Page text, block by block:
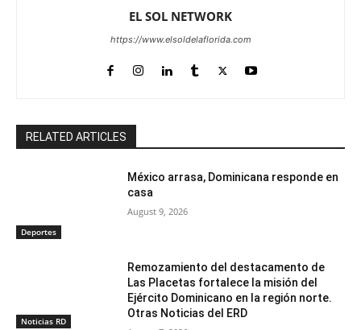
EL SOL NETWORK
https://www.elsoldelaflorida.com
RELATED ARTICLES
Deportes
México arrasa, Dominicana responde en
casa
August 9, 2026
Noticias RD
Remozamiento del destacamento de
Las Placetas fortalece la misión del
Ejército Dominicano en la región norte.
Otras Noticias del ERD